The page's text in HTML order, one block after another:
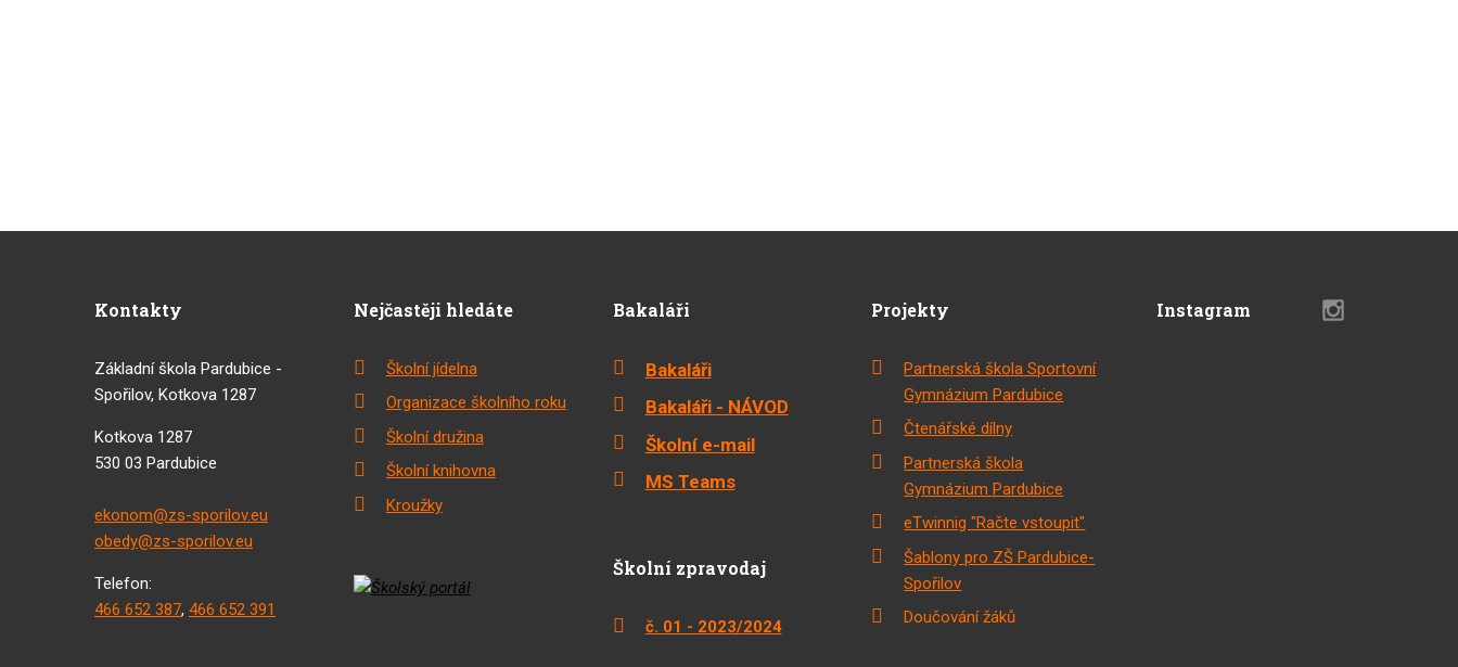
Kontakty
Základní škola Pardubice -
Spořilov, Kotkova 1287
Kotkova 1287
530 03 Pardubice
ekonom@zs-sporilov.eu
obedy@zs-sporilov.eu
Telefon:
466 652 387, 466 652 391
Nejčastěji hledáte
Školní jídelna
Organizace školního roku
Školní družina
Školní knihovna
Kroužky
Bakaláři
Bakaláři
Bakaláři - NÁVOD
Školní e-mail
MS Teams
Školní zpravodaj
č. 01 - 2023/2024
Projekty
Partnerská škola Sportovní
Gymnázium Pardubice
Čtenářské dílny
Partnerská škola
Gymnázium Pardubice
eTwinnig "Račte vstoupit"
Šablony pro ZŠ Pardubice-
Spořilov
Doučování žáků
Instagram